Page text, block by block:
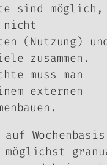
sind möglich,
(Nutzung)
zusammen.
muss man
externen
auf
möglichst